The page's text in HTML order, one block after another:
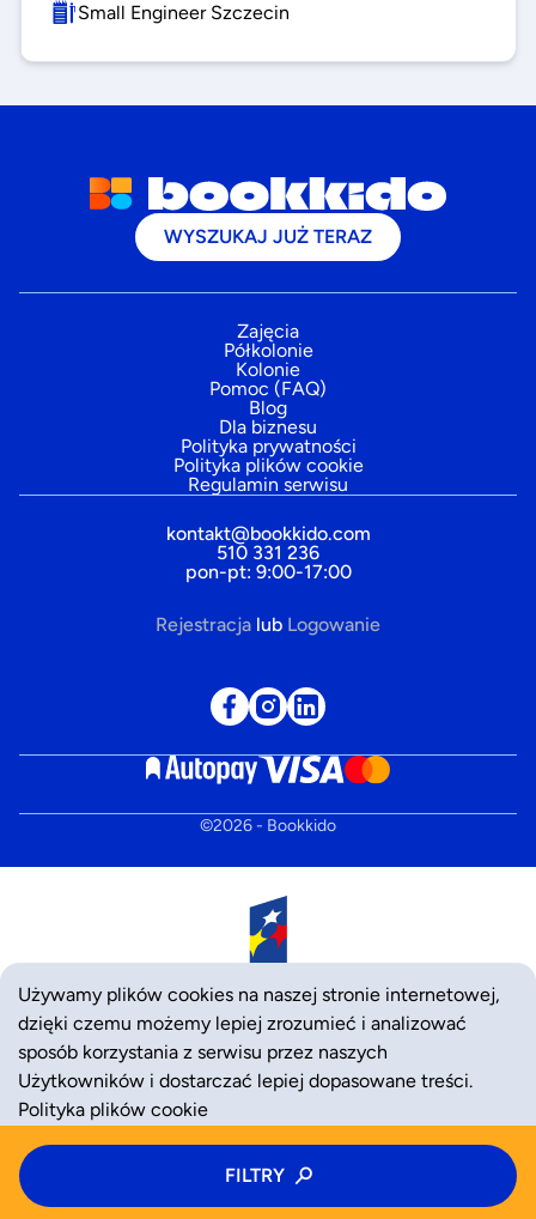
Small Engineer Szczecin
WYSZUKAJ JUŻ TERAZ
Zajęcia
Półkolonie
Kolonie
Pomoc (FAQ)
Blog
Dla biznesu
Polityka prywatności
Polityka plików cookie
Regulamin serwisu
kontakt@bookkido.com
510 331 236
pon-pt: 9:00-17:00
Rejestracja lub Logowanie
©2026- Bookkido
Używamy plików cookies na naszej stronie internetowej,
dzięki czemu możemy lepiej zrozumieć i analizować
sposób korzystania z serwisu przez naszych
Użytkowników i dostarczać lepiej dopasowane treści.
Polityka plików cookie
ODRZUĆ
Typ zajęć
Wybierz: zajęcia, półkolonie, kolonie
FILTRY
Typ zajęć
Wybierz: zajęcia, półkolonie, kolonie
FILTRY